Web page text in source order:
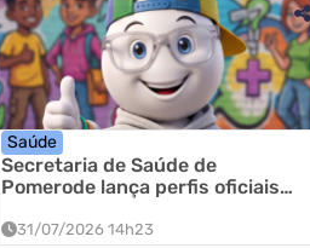
Saúde
Secretaria de Saúde de
Pomerode lança perfis oficiais
31/07/2026 14h23